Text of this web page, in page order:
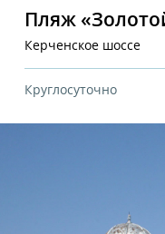
Пляж
Керченское шоссе
Круглосуточно